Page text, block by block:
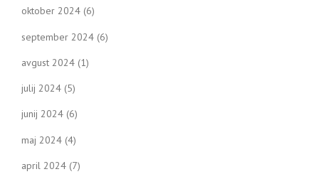
oktober 2024 (6)
september 2024 (6)
avgust 2024 (1)
julij 2024 (5)
junij 2024 (6)
maj 2024 (4)
april 2024 (7)